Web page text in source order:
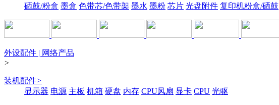
硒鼓/粉盒 墨盒 色带芯/色带架 墨水 墨粉 芯片 光盘附件 复印机粉盒/硒鼓
外设配件 | 网络产品
>
装机配件>
显示器 电源 主板 机箱 硬盘 内存 CPU风扇 显卡 CPU 光驱